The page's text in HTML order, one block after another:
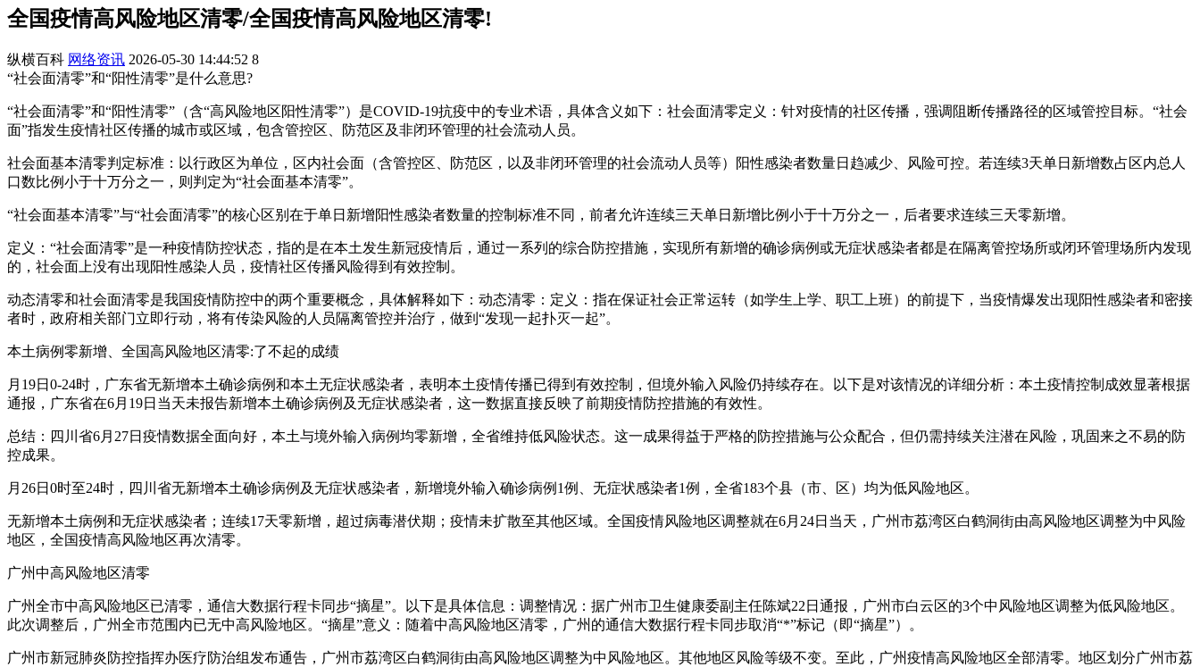
全国疫情高风险地区清零/全国疫情高风险地区清零!
纵横百科 网络资讯 2026-05-30 14:44:52 8
“社会面清零”和“阳性清零”是什么意思?
“社会面清零”和“阳性清零”（含“高风险地区阳性清零”）是COVID-19抗疫中的专业术语，具体含义如下：社会面清零定义：针对疫情的社区传播，强调阻断传播路径的区域管控目标。“社会
面”指发生疫情社区传播的城市或区域，包含管控区、防范区及非闭环管理的社会流动人员。
社会面基本清零判定标准：以行政区为单位，区内社会面（含管控区、防范区，以及非闭环管理的社会流动人员等）阳性感染者数量日趋减少、风险可控。若连续3天单日新增数占区内总人
口数比例小于十万分之一，则判定为“社会面基本清零”。
“社会面基本清零”与“社会面清零”的核心区别在于单日新增阳性感染者数量的控制标准不同，前者允许连续三天单日新增比例小于十万分之一，后者要求连续三天零新增。
定义：“社会面清零”是一种疫情防控状态，指的是在本土发生新冠疫情后，通过一系列的综合防控措施，实现所有新增的确诊病例或无症状感染者都是在隔离管控场所或闭环管理场所内发现
的，社会面上没有出现阳性感染人员，疫情社区传播风险得到有效控制。
动态清零和社会面清零是我国疫情防控中的两个重要概念，具体解释如下：动态清零：定义：指在保证社会正常运转（如学生上学、职工上班）的前提下，当疫情爆发出现阳性感染者和密接
者时，政府相关部门立即行动，将有传染风险的人员隔离管控并治疗，做到“发现一起扑灭一起”。
本土病例零新增、全国高风险地区清零:了不起的成绩
月19日0-24时，广东省无新增本土确诊病例和本土无症状感染者，表明本土疫情传播已得到有效控制，但境外输入风险仍持续存在。以下是对该情况的详细分析：本土疫情控制成效显著根据
通报，广东省在6月19日当天未报告新增本土确诊病例及无症状感染者，这一数据直接反映了前期疫情防控措施的有效性。
总结：四川省6月27日疫情数据全面向好，本土与境外输入病例均零新增，全省维持低风险状态。这一成果得益于严格的防控措施与公众配合，但仍需持续关注潜在风险，巩固来之不易的防
控成果。
月26日0时至24时，四川省无新增本土确诊病例及无症状感染者，新增境外输入确诊病例1例、无症状感染者1例，全省183个县（市、区）均为低风险地区。
无新增本土病例和无症状感染者；连续17天零新增，超过病毒潜伏期；疫情未扩散至其他区域。全国疫情风险地区调整就在6月24日当天，广州市荔湾区白鹤洞街由高风险地区调整为中风险
地区，全国疫情高风险地区再次清零。
广州中高风险地区清零
广州全市中高风险地区已清零，通信大数据行程卡同步“摘星”。以下是具体信息：调整情况：据广州市卫生健康委副主任陈斌22日通报，广州市白云区的3个中风险地区调整为低风险地区。
此次调整后，广州全市范围内已无中高风险地区。“摘星”意义：随着中高风险地区清零，广州的通信大数据行程卡同步取消“*”标记（即“摘星”）。
广州市新冠肺炎防控指挥办医疗防治组发布通告，广州市荔湾区白鹤洞街由高风险地区调整为中风险地区。其他地区风险等级不变。至此，广州疫情高风险地区全部清零。地区划分广州市荔